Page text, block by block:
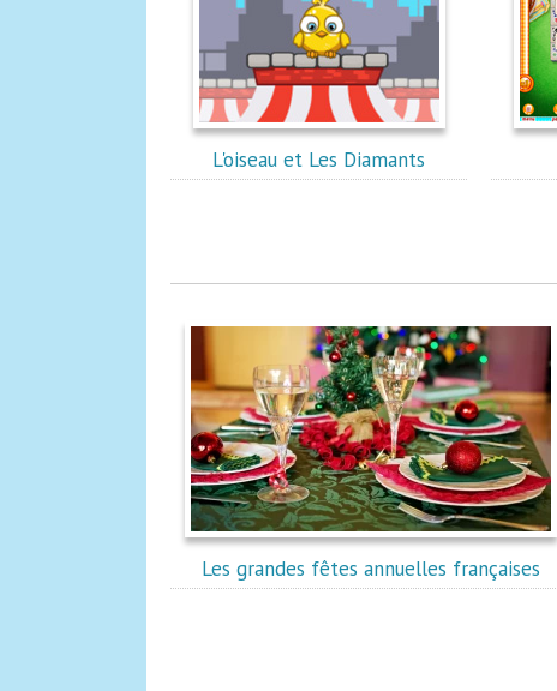
L'oiseau et Les Diamants
Les grandes fêtes annuelles françaises